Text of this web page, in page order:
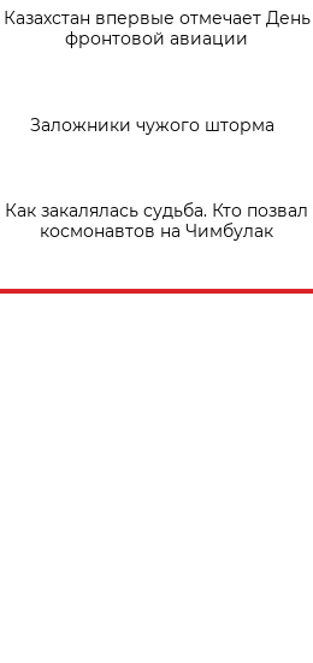
Казахстан впервые отмечает День
фронтовой авиации
Заложники чужого шторма
Как закалялась судьба. Кто позвал
космонавтов на Чимбулак